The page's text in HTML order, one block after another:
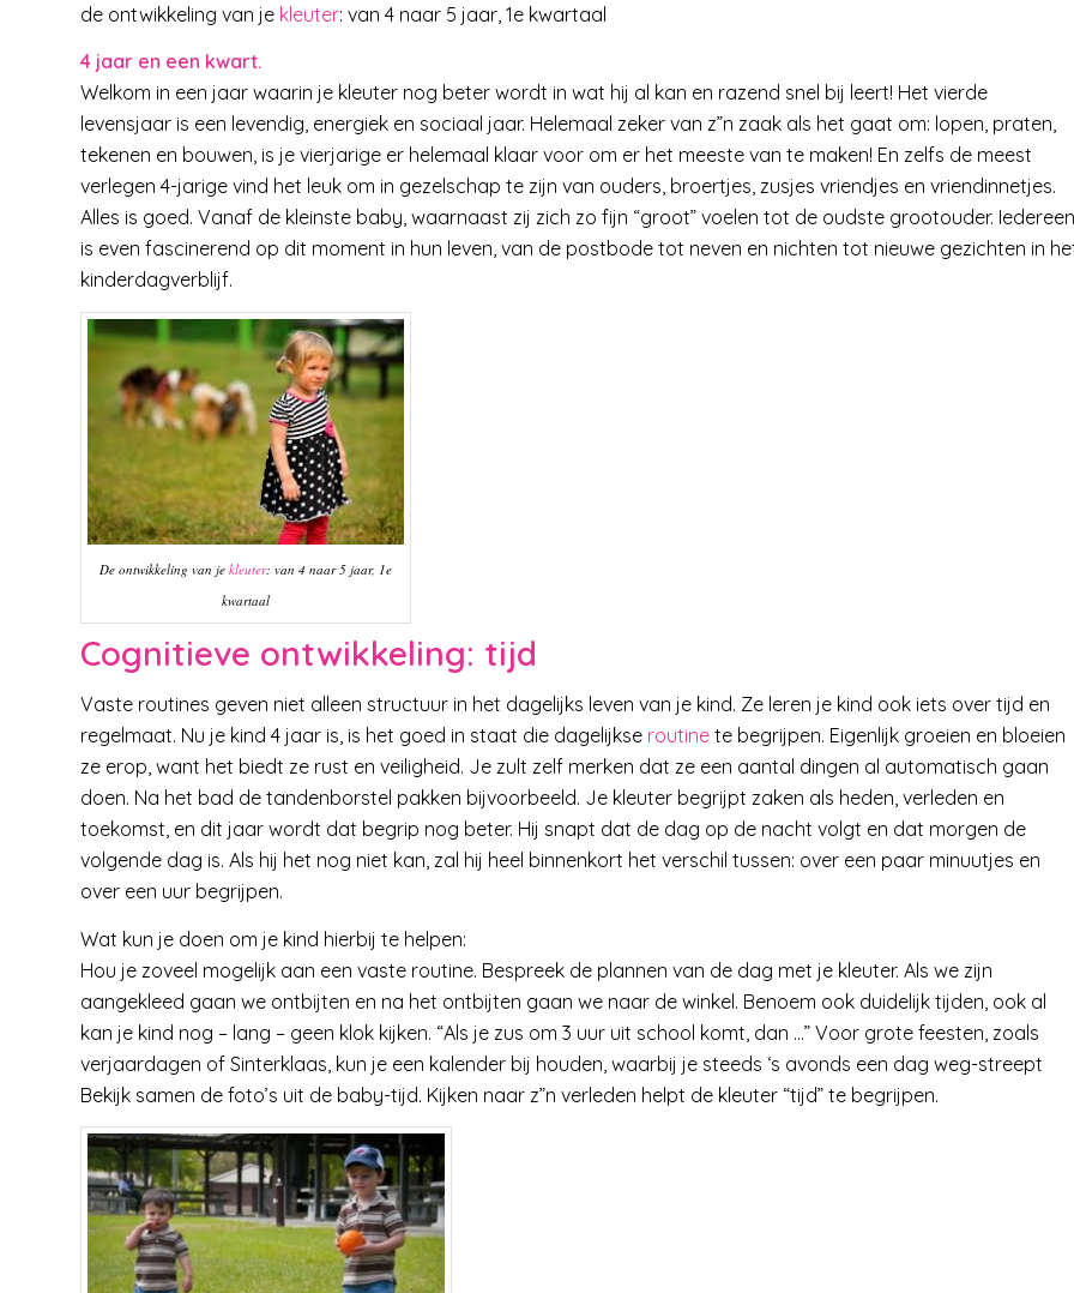
de ontwikkeling van je kleuter: van 4 naar 5 jaar, 1e kwartaal
4 jaar en een kwart.
Welkom in een jaar waarin je kleuter nog beter wordt in wat hij al kan en razend snel bij leert! Het vierde
levensjaar is een levendig, energiek en sociaal jaar. Helemaal zeker van z”n zaak als het gaat om: lopen, praten,
tekenen en bouwen, is je vierjarige er helemaal klaar voor om er het meeste van te maken! En zelfs de meest
verlegen 4-jarige vind het leuk om in gezelschap te zijn van ouders, broertjes, zusjes vriendjes en vriendinnetjes.
Alles is goed. Vanaf de kleinste baby, waarnaast zij zich zo fijn “groot” voelen tot de oudste grootouder. Iedereen
is even fascinerend op dit moment in hun leven, van de postbode tot neven en nichten tot nieuwe gezichten in
kinderdagverblijf.
De ontwikkeling van je kleuter: van 4 naar 5 jaar, 1e
kwartaal
Cognitieve ontwikkeling: tijd
Vaste routines geven niet alleen structuur in het dagelijks leven van je kind. Ze leren je kind ook iets over tijd en
regelmaat. Nu je kind 4 jaar is, is het goed in staat die dagelijkse routine te begrijpen. Eigenlijk groeien en bloeien
ze erop, want het biedt ze rust en veiligheid. Je zult zelf merken dat ze een aantal dingen al automatisch gaan
doen. Na het bad de tandenborstel pakken bijvoorbeeld. Je kleuter begrijpt zaken als heden, verleden en
toekomst, en dit jaar wordt dat begrip nog beter. Hij snapt dat de dag op de nacht volgt en dat morgen de
volgende dag is. Als hij het nog niet kan, zal hij heel binnenkort het verschil tussen: over een paar minuutjes en
over een uur begrijpen.
Wat kun je doen om je kind hierbij te helpen:
Hou je zoveel mogelijk aan een vaste routine. Bespreek de plannen van de dag met je kleuter. Als we zijn
aangekleed gaan we ontbijten en na het ontbijten gaan we naar de winkel. Benoem ook duidelijk tijden, ook al
kan je kind nog – lang – geen klok kijken. “Als je zus om 3 uur uit school komt, dan …” Voor grote feesten, zoals
verjaardagen of Sinterklaas, kun je een kalender bij houden, waarbij je steeds ‘s avonds een dag weg-streept
Bekijk samen de foto’s uit de baby-tijd. Kijken naar z”n verleden helpt de kleuter “tijd” te begrijpen.